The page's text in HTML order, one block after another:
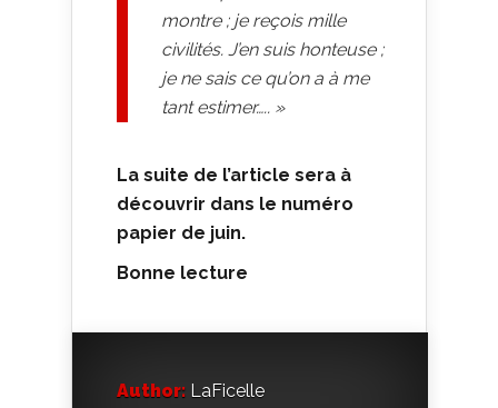
montre ; je reçois mille
civilités. J’en suis honteuse ;
je ne sais ce qu’on a à me
tant estimer….. »
La suite de l’article sera à
découvrir dans le numéro
papier de juin.
Bonne lecture
Author: LaFicelle